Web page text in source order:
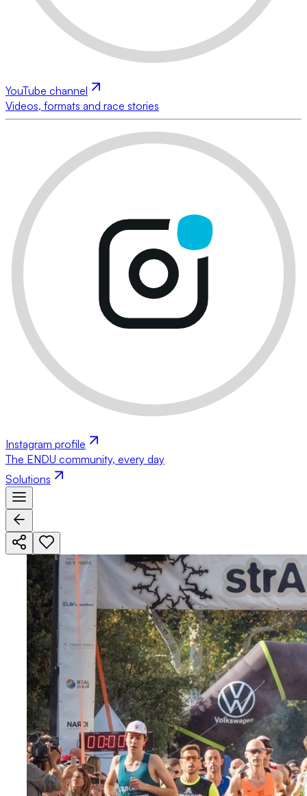
YouTube channel
Videos, formats and race stories
Instagram profile
The ENDU community, every day
Solutions